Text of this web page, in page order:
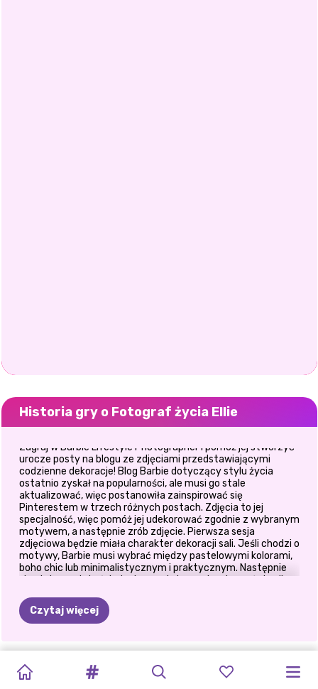
Historia gry o Fotograf życia Ellie
Zagraj w Barbie Lifestyle Photographer i pomóż jej stworzyć
urocze posty na blogu ze zdjęciami przedstawiającymi
codzienne dekoracje! Blog Barbie dotyczący stylu życia
ostatnio zyskał na popularności, ale musi go stale
aktualizować, więc postanowiła zainspirować się
Pinterestem w trzech różnych postach. Zdjęcia to jej
specjalność, więc pomóż jej udekorować zgodnie z wybranym
motywem, a następnie zrób zdjęcie. Pierwsza sesja
zdjęciowa będzie miała charakter dekoracji sali. Jeśli chodzi o
motywy, Barbie musi wybrać między pastelowymi kolorami,
boho chic lub minimalistycznym i praktycznym. Następnie
skupi się na stole śniadaniowym i chce zainspirować się albo
lifestylowego bez stroju dnia. Jej motywem przewodnim
może być przyjęcie koktajlowe, swobodna stylizacja na letni
Czytaj więcej
#ŻYCIEPLAŻOWE
TRENDY
ESTETYKA
LATA
WAKACJE
WYCIECZKA
ŚWIĘTO
LATA
LETNIE
WSPOMNIENIA
PRZYJACIÓŁKI
BOHO
TROPIKALNE
CAŁOROCZNA